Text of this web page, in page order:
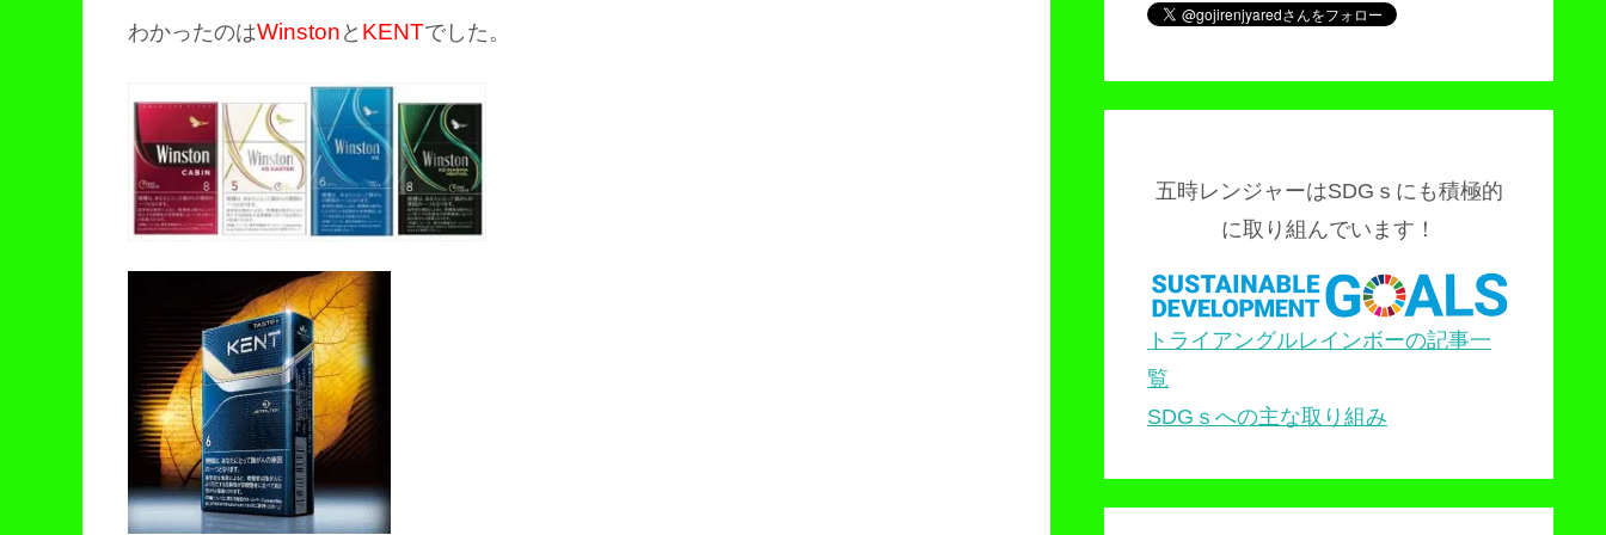
わかったのはWinston と KENTでした。
五時レンジャーはSDGｓにも積極的
に取り組んでいます！
トライアングルレインボーの記事一
覧
SDGｓへの主な取り組み